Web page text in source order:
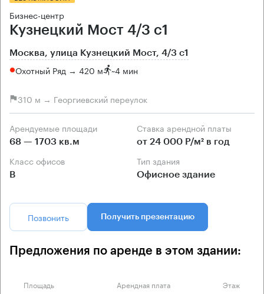
Бизнес-центр
Кузнецкий Мост 4/3 с1
Москва, улица Кузнецкий Мост, 4/3 с1
Охотный Ряд → 420 м ~4 мин
310 м → Георгиевский переулок
Арендуемые площади
68 — 1703 кв.м
Ставка арендной платы
от 24 000 Р/м² в год
Класс офисов
B
Тип здания
Офисное здание
Позвонить Получить презентацию
Предложения по аренде в этом здании:
Площадь Арендная плата Этаж